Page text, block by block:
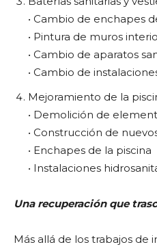
• Cambio de enchapes
• Pintura de muros
• Cambio de aparatos
• Cambio de
Mejoramiento de la
• Demolición de
• Construcción de
• Enchapes de la piscina
• Instalaciones
Una recuperación que
Más allá de los trabajos de